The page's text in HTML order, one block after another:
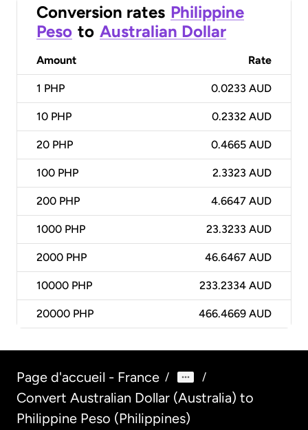
Conversion rates Philippine
Peso to Australian Dollar
Amount Rate
1 PHP 0.0233 AUD
10 PHP 0.2332 AUD
20 PHP 0.4665 AUD
100 PHP 2.3323 AUD
200 PHP 4.6647 AUD
1000 PHP 23.3233 AUD
2000 PHP 46.6467 AUD
10000 PHP 233.2334 AUD
20000 PHP 466.4669 AUD
Page d'accueil - France / /
Convert Australian Dollar (Australia) to
Philippine Peso (Philippines)